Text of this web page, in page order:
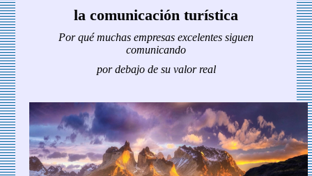
la comunicación turística
Por qué muchas empresas excelentes siguen
comunicando
por debajo de su valor real